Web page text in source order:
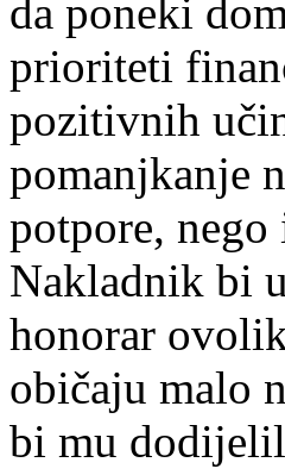
da poneki
prioriteti
pozitivnih
pomanjkanje
potpore,
Nakladnik bi
honorar
običaju malo
bi mu